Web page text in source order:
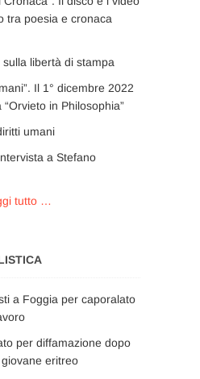
tra poesia e cronaca
libertà di stampa
Il 1° dicembre 2022
in Philosophia”
umani
a Stefano
tutto …
a Foggia per caporalato
per diffamazione dopo
eritreo